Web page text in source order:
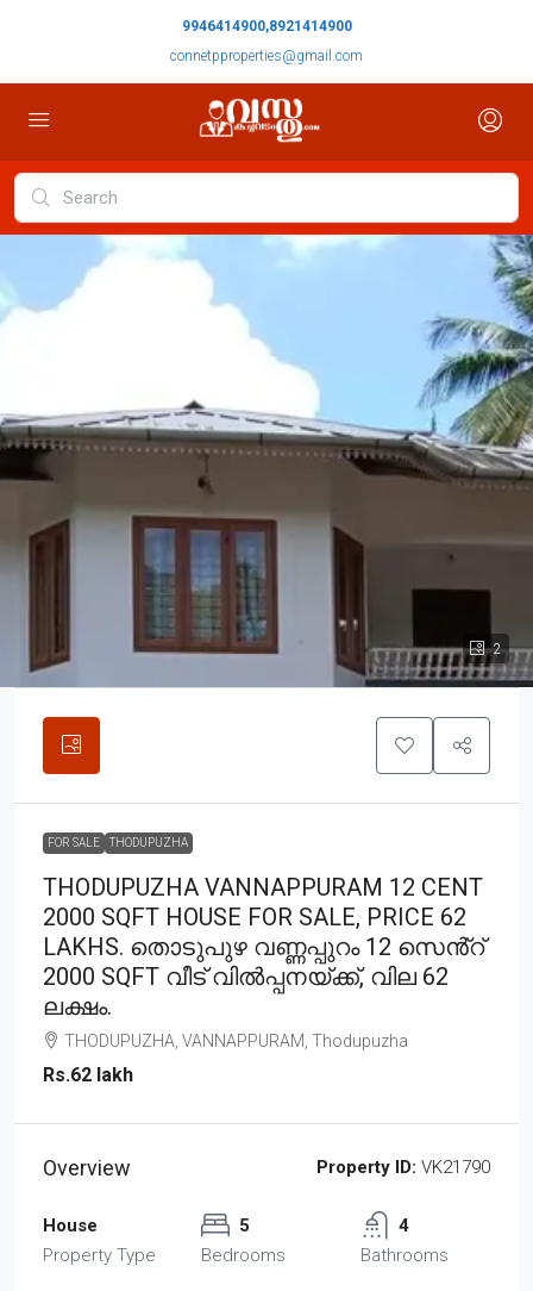
9946414900,8921414900
connetpproperties@gmail.com
2
FOR SALE THODUPUZHA
THODUPUZHA VANNAPPURAM 12 CENT
2000 SQFT HOUSE FOR SALE, PRICE 62
LAKHS. തൊടുപുഴ വണ്ണപ്പുറം 12 സെൻ്റ്
2000 SQFT വീട് വിൽപ്പനയ്ക്ക്, വില 62
ലക്ഷം.
THODUPUZHA, VANNAPPURAM, Thodupuzha
Rs.62 lakh
Overview Property ID: VK21790
House
Property Type
5
Bedrooms
4
Bathrooms